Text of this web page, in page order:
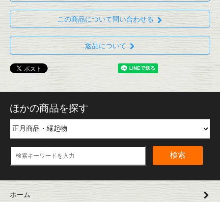
この商品について問い合わせる
返品について
ほかの商品を探す
検索
ホーム